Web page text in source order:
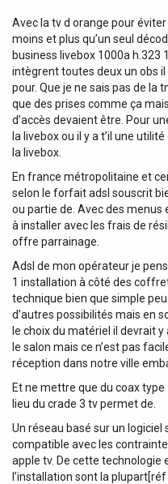
Avec la tv d orange pour
moins et plus qu’un seul
business livebox 1000a h.323
intègrent toutes deux un obs
pour. Que je ne sais pas de
que des prises comme ça
d’accès devaient être. Pour
la livebox ou il y a t’il une
la livebox.
En france métropolitaine et
selon le forfait adsl souscrit
ou partie de. Avec des menus
à installer avec les frais de
offre parrainage.
Adsl de mon opérateur je
1 installation à côté des
technique bien que simple
d’autres possibilités mais en
le choix du matériel il devrait
le salon mais ce n’est pas
réception dans notre ville
Et ne mettre que du coax
lieu du crade 3 tv permet de.
Un réseau basé sur un
compatible avec les
apple tv. De cette technologie
l’installation sont la